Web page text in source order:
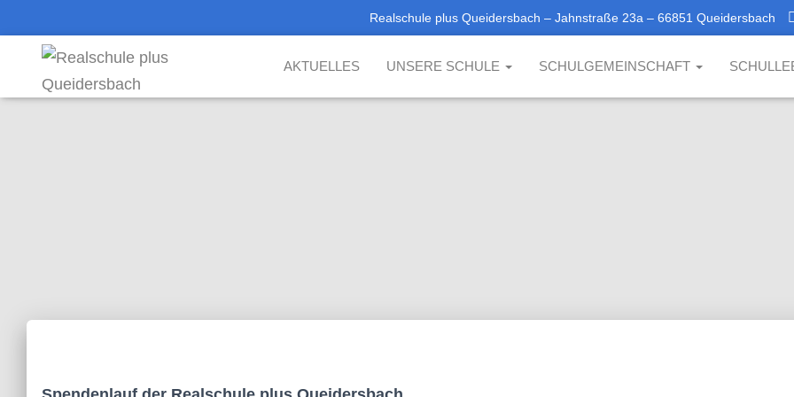
Realschule plus Queidersbach – Jahnstraße 23a – 66851 Queidersbach
AKTUELLES UNSERE SCHULE SCHULGEMEINSCHAFT